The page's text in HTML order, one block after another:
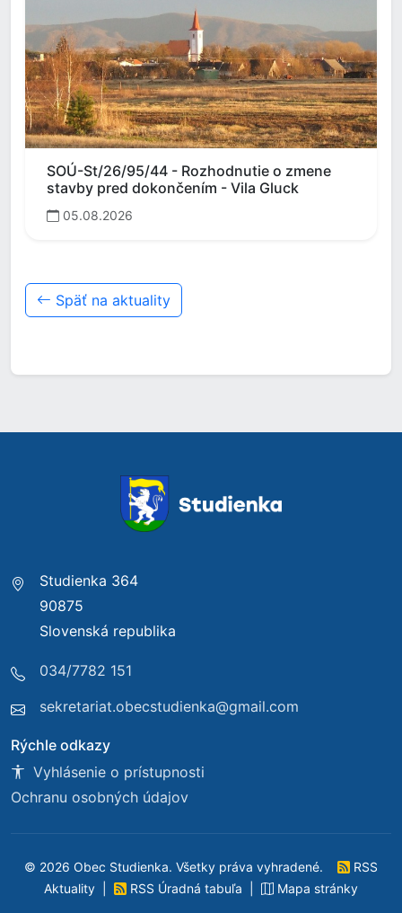
SOÚ-St/26/95/44 - Rozhodnutie o zmene
stavby pred dokončením - Vila Gluck
05.08.2026
Späť na aktuality
Studienka 364
90875
Slovenská republika
034/7782 151
sekretariat.obecstudienka@gmail.com
Rýchle odkazy
Vyhlásenie o prístupnosti
Ochranu osobných údajov
© 2026 Obec Studienka. Všetky práva vyhradené.
RSS
Aktuality
RSS Úradná tabuľa Mapa stránky